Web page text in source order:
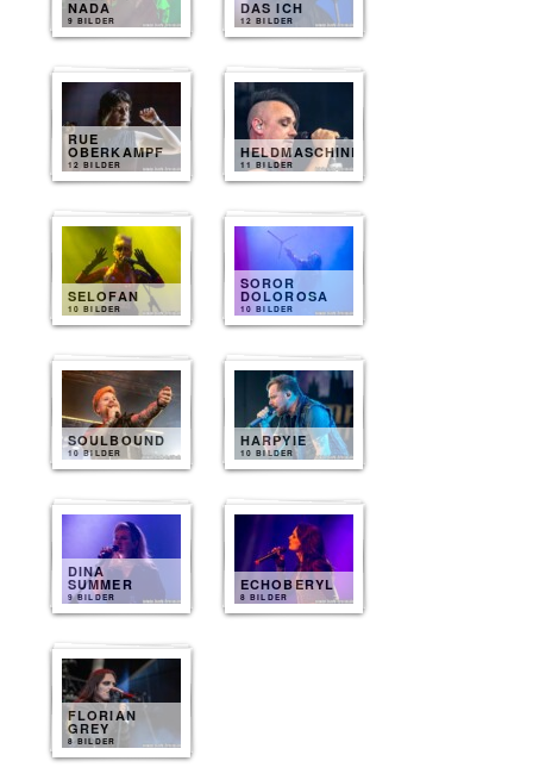
NADA
9 BILDER
DAS ICH
12 BILDER
RUE
OBERKAMPF
12 BILDER
HELDMASCHINE
11 BILDER
SELOFAN
10 BILDER
SOROR
DOLOROSA
10 BILDER
SOULBOUND
10 BILDER
HARPYIE
10 BILDER
DINA
SUMMER
9 BILDER
ECHOBERYL
8 BILDER
FLORIAN
GREY
8 BILDER